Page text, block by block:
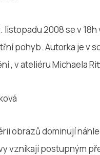
listopadu 2008 se v
pohyb. Autorka je v
, v ateliéru Michaela
obrazů dominují
vznikají postupným